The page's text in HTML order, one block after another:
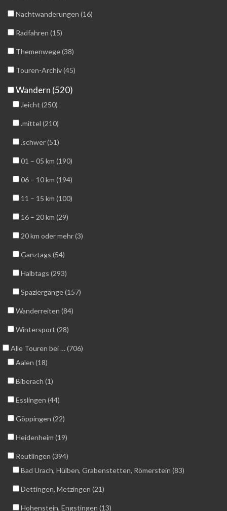
Nachtwanderungen (16)
Radfahren (15)
Themenwege (38)
Touren-Archiv (45)
Wandern (520)
.leicht (250)
.mittel (210)
.schwer (51)
01 – 05 km (190)
06 – 10 km (194)
11 – 15 km (100)
16 – 20 km (29)
20 km oder mehr (3)
Ganztags (54)
Halbtags (293)
Spaziergänge (157)
Wanderreiten (84)
Wintersport (28)
Alle Touren bei … (706)
Aalen (18)
Biberach (1)
Esslingen (44)
Göppingen (22)
Heidenheim (19)
Reutlingen (394)
Bad Urach, Hülben, Grabenstetten, Römerstein (83)
Dettingen, Metzingen (21)
Hohenstein, Engstingen (13)